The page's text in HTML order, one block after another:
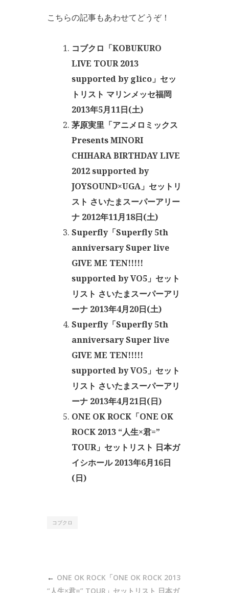
こちらの記事もあわせてどうぞ！
コブクロ「KOBUKURO
LIVE TOUR 2013
supported by glico」セッ
トリスト マリンメッセ福岡
2013年5月11日(土)
茅原実里「アニメロミックス
Presents MINORI
CHIHARA BIRTHDAY LIVE
2012 supported by
JOYSOUND×UGA」セットリ
スト さいたまスーパーアリー
ナ 2012年11月18日(土)
Superfly「Superfly 5th
anniversary Super live
GIVE ME TEN!!!!!
supported by VO5」セット
リスト さいたまスーパーアリ
ーナ 2013年4月20日(土)
Superfly「Superfly 5th
anniversary Super live
GIVE ME TEN!!!!!
supported by VO5」セット
リスト さいたまスーパーアリ
ーナ 2013年4月21日(日)
ONE OK ROCK「ONE OK
ROCK 2013 “人生×君=”
TOUR」セットリスト 日本ガ
イシホール 2013年6月16日
(日)
コブクロ
ONE OK ROCK「ONE OK ROCK 2013
“人生×君=” TOUR」セットリスト 日本ガ